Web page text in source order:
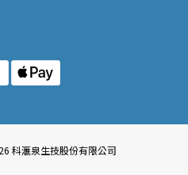
科滙泉生技股份有限公司